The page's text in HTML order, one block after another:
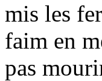
mis les
faim en
pas